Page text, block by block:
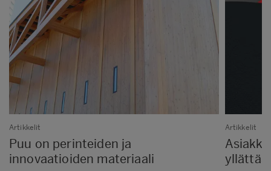
Artikkelit
Puu on perinteiden ja
innovaatioiden materiaali
Artikkelit
yllättää